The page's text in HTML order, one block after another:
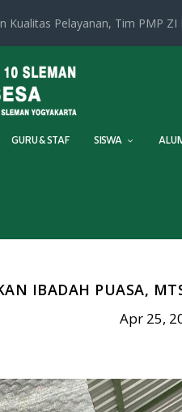
Kualitas Pelayanan, Tim PMP ZI
GURU & STAF SISWA
IBADAH PUASA,
Apr 25,